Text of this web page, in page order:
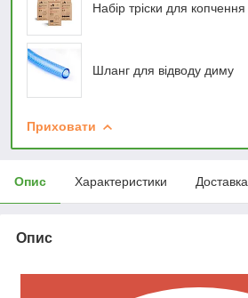
Набір тріски для копчення
Шланг для відводу диму
Приховати
Опис Характеристики Доставка
Опис